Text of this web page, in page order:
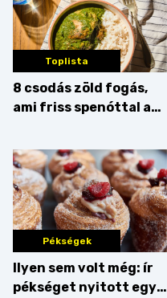
Toplista
8 csodás zöld fogás,
ami friss spenóttal az
Pékségek
Ilyen sem volt még: ír
pékséget nyitott egy